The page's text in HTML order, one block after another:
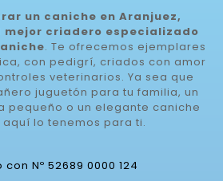
un caniche en Aranjuez,
mejor criadero especializado
. Te ofrecemos ejemplares
con pedigrí, criados con amor
veterinarios. Ya sea que
juguetón para tu familia, un
pequeño o un elegante caniche
lo tenemos para ti.
Nº 52689 0000 124